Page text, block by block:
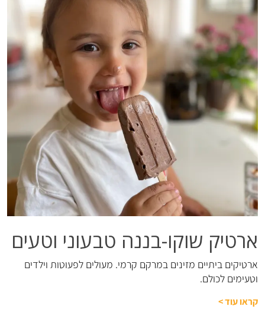
ארטיק שוקו-בננה טבעוני וטעים
ארטיקים ביתיים מזינים במרקם קרמי. מעולים לפעוטות וילדים
וטעימים לכולם.
קראו עוד>